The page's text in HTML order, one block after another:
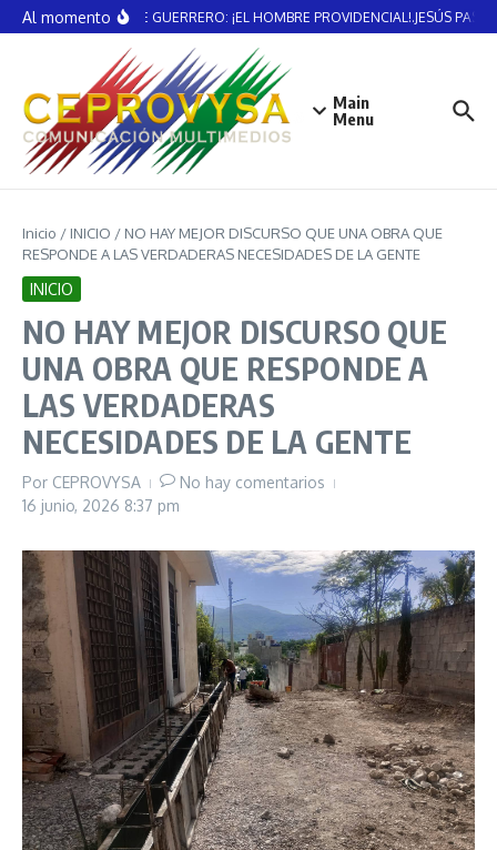
Saltar al contenido
Al momentoVICENTE GUERRERO: ¡EL HOMBRE PROVIDENCIAL!.JESÚS
Main
Menu
Inicio / INICIO / NO HAY MEJOR DISCURSO QUE UNA OBRA QUE
RESPONDE A LAS VERDADERAS NECESIDADES DE LA GENTE
INICIO
NO HAY MEJOR DISCURSO QUE
UNA OBRA QUE RESPONDE A
LAS VERDADERAS
NECESIDADES DE LA GENTE
Por CEPROVYSA
No hay comentarios
16 junio, 2026 8:37 pm